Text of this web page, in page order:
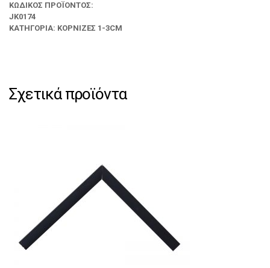
mm
ποσότητα
ΚΩΔΙΚΌΣ ΠΡΟΪΌΝΤΟΣ:
JK0174
ΚΑΤΗΓΟΡΊΑ: ΚΟΡΝΊΖΕΣ 1-3CM
Σχετικά προϊόντα